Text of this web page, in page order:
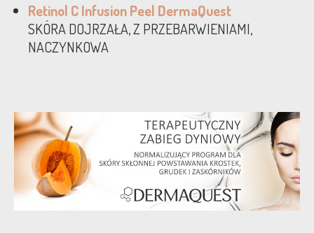
Retinol C Infusion Peel DermaQuest
SKÓRA DOJRZAŁA, Z PRZEBARWIENIAMI,
NACZYNKOWA